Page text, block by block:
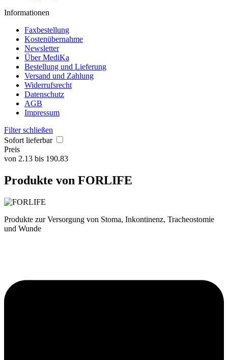
Informationen
Faxbestellung
Kostenübernahme
Newsletter
Über MediKa
Bestellung und Lieferung
Versand und Zahlung
Widerrufsrecht
Datenschutz
AGB
Impressum
Filter schließen
Sofort lieferbar
Preis
von 2.13 bis 190.83
Produkte von FORLIFE
Produkte zur Versorgung von Stoma, Inkontinenz, Tracheostomie
und Wunde